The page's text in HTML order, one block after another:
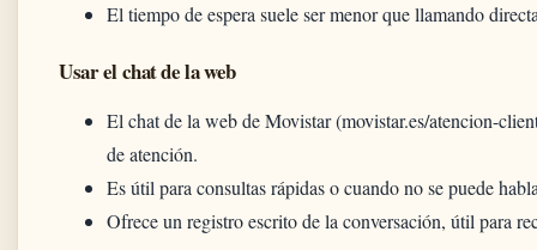
El tiempo de espera suele ser menor que llamando
Usar el chat de la web
El chat de la web de Movistar (movistar.es/atencion-
de atención.
Es útil para consultas rápidas o cuando no se puede
Ofrece un registro escrito de la conversación, útil para